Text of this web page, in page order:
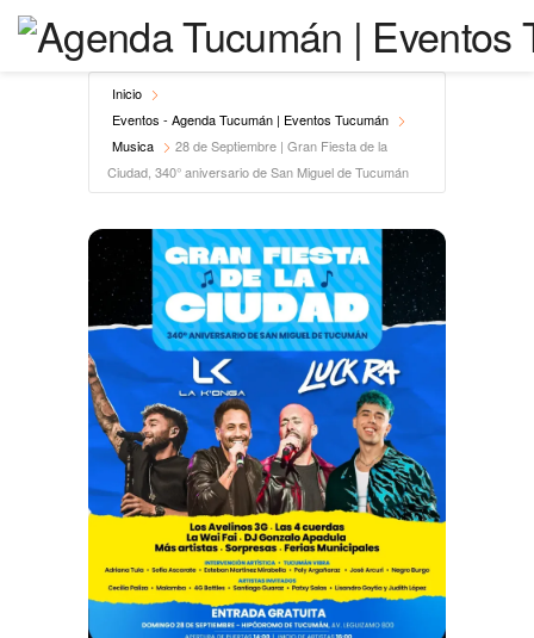
Inicio
Eventos - Agenda Tucumán | Eventos Tucumán
Musica
28 de Septiembre | Gran Fiesta de la
Ciudad, 340° aniversario de San Miguel de Tucumán